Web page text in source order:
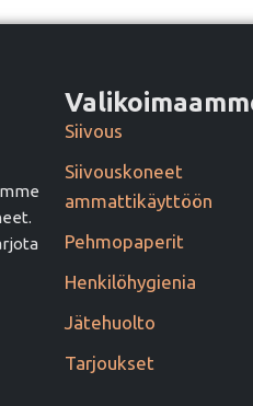
Siivous
Siivouskoneet
ammattikäyttöön
Pehmopaperit
Henkilöhygienia
Jätehuolto
Tarjoukset